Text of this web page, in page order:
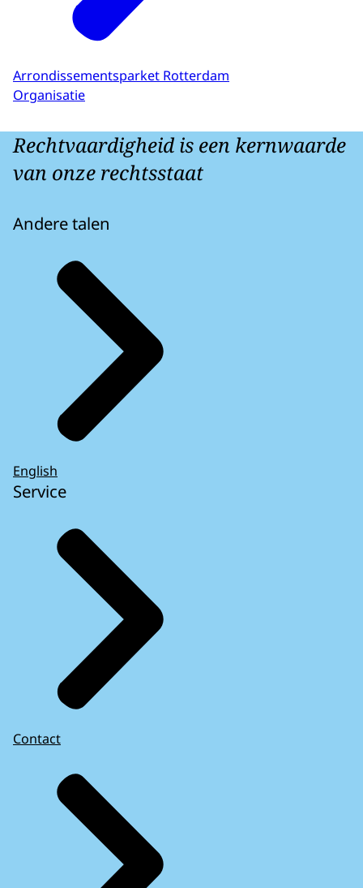
Arrondissementsparket Rotterdam
Organisatie
Rechtvaardigheid is een kernwaarde
van onze rechtsstaat
Andere talen
English
Service
Contact